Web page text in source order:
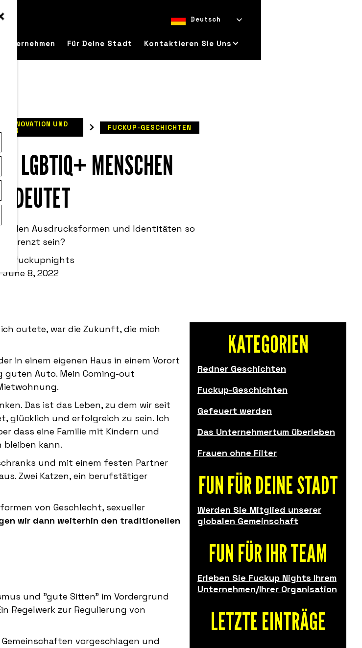
Deutsch
Unternehmen Für Deine Stadt Kontaktieren Sie Uns
INNOVATION UND FUCKUP-GESCHICHTEN
LGBTIQ+ MENSCHEN
vielen Ausdrucksformen und Identitäten so
begrenzt sein?
fuckupnights
June 8, 2022
outete, war die Zukunft, die mich
in einem eigenen Haus in einem Vorort
guten Auto. Mein Coming-out
Das ist das Leben, zu dem wir seit
glücklich und erfolgreich zu sein. Ich
dass eine Familie mit Kindern und
bleiben kann.
und mit einem festen Partner
Zwei Katzen, ein berufstätiger
von Geschlecht, sexueller
wir dann weiterhin den traditionellen
und "gute Sitten" im Vordergrund
Regelwerk zur Regulierung von
vorgeschlagen und
KATEGORIEN
Redner Geschichten
Fuckup-Geschichten
Gefeuert werden
Das Unternehmertum überleben
Frauen ohne Filter
FUN FÜR DEINE STADT
Werden Sie Mitglied unserer
globalen Gemeinschaft
FUN FÜR IHR TEAM
Erleben Sie Fuckup Nights Ihrem
Unternehmen/Ihrer Organisation
LETZTE EINTRÄGE